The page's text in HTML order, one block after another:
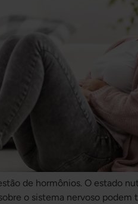
de hormônios. O estado
o sistema nervoso